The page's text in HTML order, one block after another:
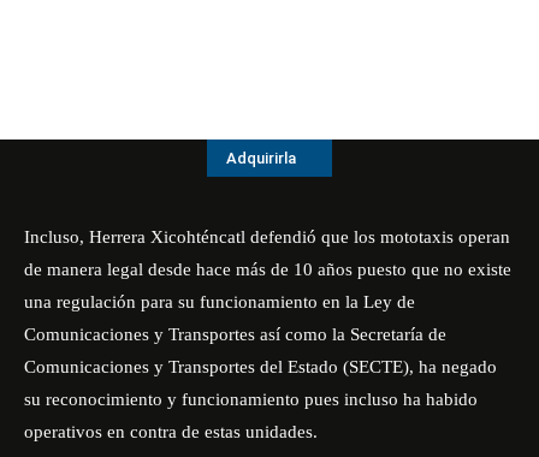
Adquirirla
Incluso, Herrera Xicohténcatl defendió que los mototaxis operan
de manera legal desde hace más de 10 años puesto que no existe
una regulación para su funcionamiento en la Ley de
Comunicaciones y Transportes así como la Secretaría de
Comunicaciones y Transportes del Estado (SECTE), ha negado
su reconocimiento y funcionamiento pues incluso ha habido
operativos en contra de estas unidades.